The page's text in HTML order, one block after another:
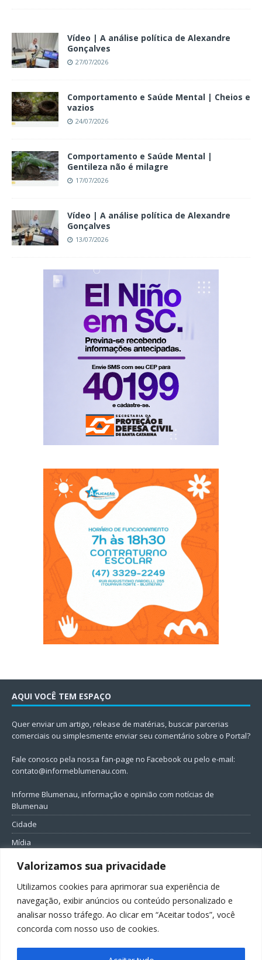
Valorizamos sua privacidade
Utilizamos cookies para aprimorar sua experiência de
navegação, exibir anúncios ou conteúdo personalizado e
analisar nosso tráfego. Ao clicar em “Aceitar todos”, você
concorda com nosso uso de cookies.
Vídeo | A análise política de Alexandre
Gonçalves
27/07/2026
Comportamento e Saúde Mental | Cheios e
vazios
24/07/2026
Comportamento e Saúde Mental |
Gentileza não é milagre
17/07/2026
Vídeo | A análise política de Alexandre
Gonçalves
13/07/2026
AQUI VOCÊ TEM ESPAÇO
Quer enviar um artigo, release de matérias, buscar parcerias
comerciais ou simplesmente enviar seu comentário sobre o Portal?
Fale conosco pela nossa fan-page no Facebook ou pelo e-mail:
contato@informeblumenau.com.
Informe Blumenau, informação e opinião com notícias de
Blumenau
Cidade
Mídia
Entretenimento
Política
FIQUE CONECTADO